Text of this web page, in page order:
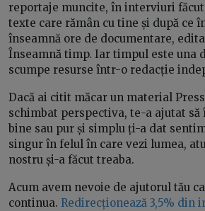
reportaje muncite, în interviuri
texte care rămân cu tine și după ce
înseamnă ore de documentare,
Înseamnă timp. Iar timpul este una
scumpe resurse într-o redacție
Dacă ai citit măcar un material
schimbat perspectiva, te-a ajutat
bine sau pur și simplu ți-a dat
singur în felul în care vezi lumea,
nostru și-a făcut treaba.
Acum avem nevoie de ajutorul tău
continua. Redirecționează 3,5% din